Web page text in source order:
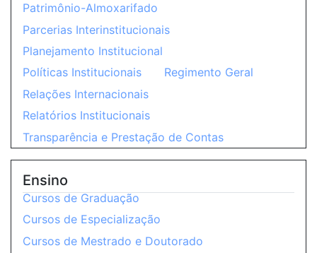
Patrimônio-Almoxarifado
Parcerias Interinstitucionais
Planejamento Institucional
Políticas Institucionais
Regimento Geral
Relações Internacionais
Relatórios Institucionais
Transparência e Prestação de Contas
Ensino
Cursos de Graduação
Cursos de Especialização
Cursos de Mestrado e Doutorado